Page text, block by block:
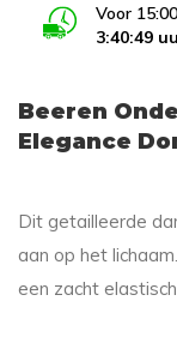
Voor
3:40:49
Beeren
Elegance
Dit getailleerde
aan op het
een zacht